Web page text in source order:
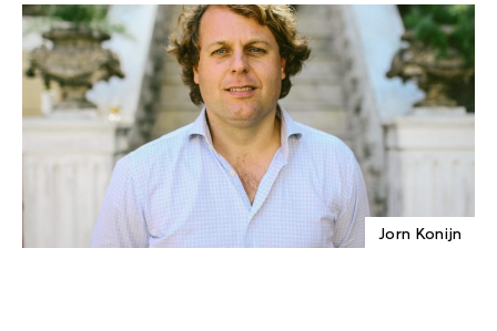
Jorn Konijn